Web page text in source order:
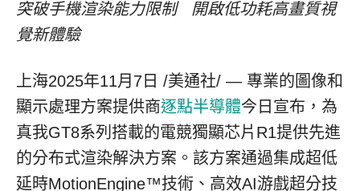
突破手機渲染能力限制 開啟低功耗高畫質視
覺新體驗
上海2025年11月7日 /美通社/ — 專業的圖像和
顯示處理方案提供商逐點半導體今日宣布，為
真我GT8系列搭載的電競獨顯芯片R1提供先進
的分布式渲染解決方案。該方案通過集成超低
延時MotionEngine™技術、高效AI游戲超分技